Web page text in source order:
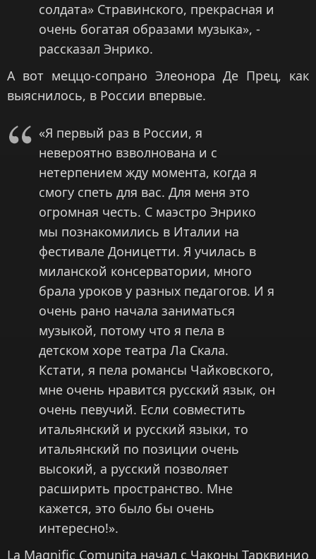
солдата» Стравинского, прекрасная и
очень богатая образами музыка», -
рассказал Энрико.
А вот меццо-сопрано Элеонора Де Прец, как
выяснилось, в России впервые.
«Я первый раз в России, я
невероятно взволнована и с
нетерпением жду момента, когда я
смогу спеть для вас. Для меня это
огромная честь. С маэстро Энрико
мы познакомились в Италии на
фестивале Доницетти. Я училась в
миланской консерватории, много
брала уроков у разных педагогов. И я
очень рано начала заниматься
музыкой, потому что я пела в
детском хоре театра Ла Скала.
Кстати, я пела романсы Чайковского,
мне очень нравится русский язык, он
очень певучий. Если совместить
итальянский и русский языки, то
итальянский по позиции очень
высокий, а русский позволяет
расширить пространство. Мне
кажется, это было бы очень
интересно!».
La Magnific Comunita начал с Чаконы Тарквинио